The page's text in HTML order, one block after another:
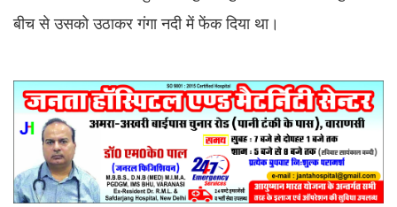
बीच से उसको उठाकर गंगा नदी में फेंक दिया था।